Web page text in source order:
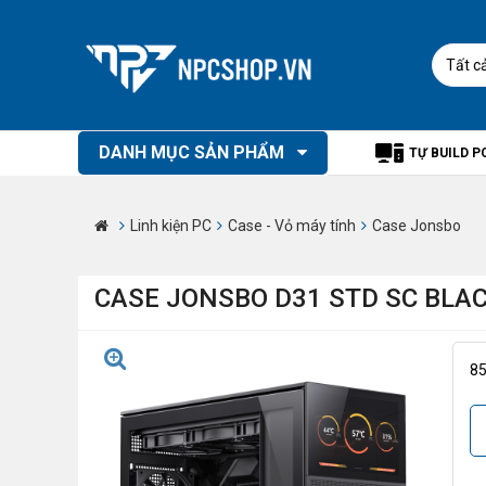
Tất
DANH MỤC SẢN PHẨM TỰ BUILD
Linh kiện PC Case - Vỏ máy tính Case Jonsbo
CASE JONSBO D31 STD SC
85